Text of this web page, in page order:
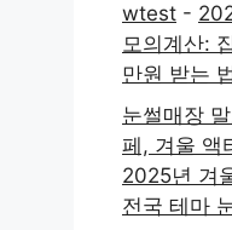
wtest -
모의계산:
만원 받는
눈썰매장
페, 겨울 액
2025년 겨
전국 테마